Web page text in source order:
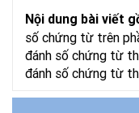
Nội dung bài viết
số chứng từ trên
đánh số chứng từ
đánh số chứng từ